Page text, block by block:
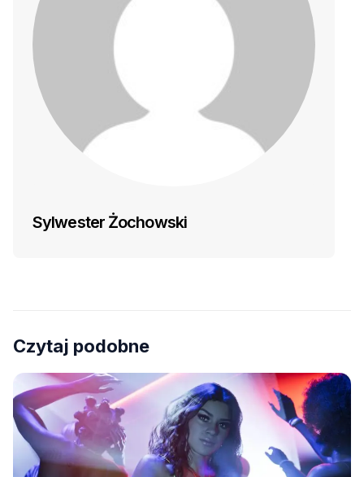
Sylwester Żochowski
Czytaj podobne